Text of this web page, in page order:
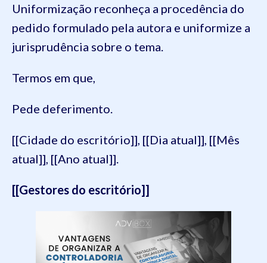
Uniformização reconheça a procedência do
pedido formulado pela autora e uniformize a
jurisprudência sobre o tema.
Termos em que,
Pede deferimento.
[[Cidade do escritório]], [[Dia atual]], [[Mês
atual]], [[Ano atual]].
[[Gestores do escritório]]